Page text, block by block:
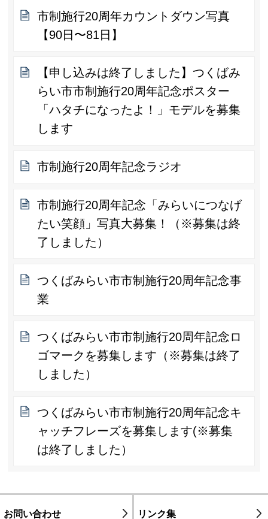
市制施行20周年カウントダウン写真
【90日〜81日】
【申し込みは終了しました】つくばみ
らい市市制施行20周年記念ポスター
「ハタチになったよ！」モデルを募集
します
市制施行20周年記念ラジオ
市制施行20周年記念「みらいにつなげ
たい笑顔」写真大募集！（※募集は終
了しました）
つくばみらい市市制施行20周年記念事
業
つくばみらい市市制施行20周年記念ロ
ゴマークを募集します（※募集は終了
しました）
つくばみらい市市制施行20周年記念キ
ャッチフレーズを募集します(※募集
は終了しました）
お問い合わせ リンク集